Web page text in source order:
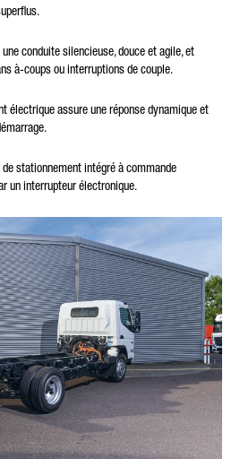
conduite silencieuse, douce et agile, et
à-coups ou interruptions de couple.
électrique assure une réponse dynamique et
stationnement intégré à commande
un interrupteur électronique.